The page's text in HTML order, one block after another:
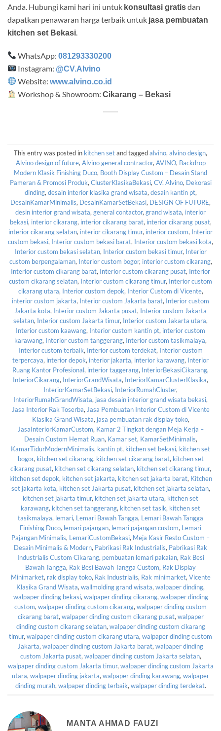
Anda. Hubungi kami hari ini untuk konsultasi gratisdan
dapatkan penawaran harga terbaik untuk jasa pembuatan
kitchen set Bekasi.
WhatsApp:081293330200
Instagram: @CV.Alvino
Website:www.alvino.co.id
Workshop & Showroom:Cikarang – Bekasi
This entry was posted in kitchen setand taggedalvino, alvino design,
Alvino design of future, Alvino general contractor, AVINO, Backdrop
Modern Klasik Finishing Duco, Booth Display Custom – Desain Stand
Pameran & Promosi Produk, ClusterKlasikaBekasi, CV. Alvino, Dekorasi
dinding, desain interior klasika grand wisata, desain kantin pt,
DesainKamarMinimalis, DesainKamarSetBekasi, DESIGN OF FUTURE,
desin interior grand wisata, general contactor, grand wisata, interior
bekasi, interior cikarang, interior cikarang barat, interior cikarang pusat,
interior cikarang selatan, interior cikarang timur, interior custom, Interior
custom bekasi, Interior custom bekasi barat, Interior custom bekasi kota,
Interior custom bekasi selatan, Interior custom bekasi timur, Interior
custom berpengalaman, Interior custom bogor, interior custom cikarang,
Interior custom cikarang barat, Interior custom cikarang pusat, Interior
custom cikarang selatan, Interior custom cikarang timur, Interior custom
cikarang utara, Interior custom depok, Interior Custom di Vicente,
interior custom jakarta, Interior custom Jakarta barat, Interior custom
Jakarta kota, Interior custom Jakarta pusat, Interior custom Jakarta
selatan, Interior custom Jakarta timur, Interior custom Jakarta utara,
Interior custom kaawang, Interior custom kantin pt, interior custom
karawang, Interior custom tanggerang, Interior custom tasikmalaya,
Interior custom terbaik, Interior custom terdekat, Interior custom
terpercaya, interior depok, interior jakarta, interior karawang, Interior
Ruang Kantor Profesional, interior taggerang, InteriorBekasiCikarang,
InteriorCikarang, InteriorGrandWisata, InteriorKamarClusterKlasika,
InteriorKamarSetBekasi, InteriorRumahCluster,
InteriorRumahGrandWisata, jasa desain interior grand wisata bekasi,
Jasa Interior Rak Toserba, Jasa Pembuatan Interior Custom di Vicente
Klasika Grand Wisata, jasa pembuatan rak display toko,
JasaInteriorKamarCustom, Kamar 2 Tingkat dengan Meja Kerja –
Desain Custom Hemat Ruan, Kamar set, KamarSetMinimalis,
KamarTidurModernMinimalis, kantin pt, kitchen set bekasi, kitchen set
bogor, kitchen set cikarang, kitchen set cikarang barat, kitchen set
cikarang pusat, kitchen set cikarang selatan, kitchen set cikarang timur,
kitchen set depok, kitchen set jakarta, kitchen set jakarta barat, Kitchen
set jakarta kota, kitchen set Jakarta pusat, kitchen set jakarta selatan,
kitchen set jakarta timur, kitchen set jakarta utara, kitchen set
karawang, kitchen set tanggerang, kitchen set tasik, kitchen set
tasikmalaya, lemari, Lemari Bawah Tangga, Lemari Bawah Tangga
Finishing Duco, lemari pajangan, lemari pajangan custom, Lemari
Pajangan Minimalis, LemariCustomBekasi, Meja Kasir Resto Custom –
Desain Minimalis & Modern, Pabrikasi Rak Industrialis, Pabrikasi Rak
Industrialis Custom Cikarang, pembuatan lemari pakaian, Rak Besi
Bawah Tangga, Rak Besi Bawah Tangga Custom, Rak Display
Minimarket, rak display toko, Rak Industrialis, Rak minimarket, Vicente
Klasika Grand Wisata, wallmolding grand wisata, walpaper dinding,
walpaper dinding bekasi, walpaper dinding cikarang, walpaper dinding
custom, walpaper dinding custom cikarang, walpaper dinding custom
cikarang barat, walpaper dinding custom cikarang pusat, walpaper
dinding custom cikarang selatan, walpaper dinding custom cikarang
timur, walpaper dinding custom cikarang utara, walpaper dinding custom
Jakarta, walpaper dinding custom Jakarta barat, walpaper dinding
custom Jakarta pusat, walpaper dinding custom Jakarta selatan,
walpaper dinding custom Jakarta timur, walpaper dinding custom Jakarta
utara, walpaper dinding jakarta, walpaper dinding karawang, walpaper
dinding murah, walpaper dinding terbaik, walpaper dinding terdekat.
MANTA AHMAD FAUZI